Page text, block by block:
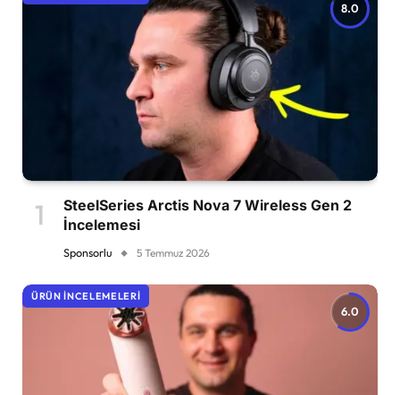
8.0
SteelSeries Arctis Nova 7 Wireless Gen 2
İncelemesi
Sponsorlu 5 Temmuz 2026
6.0
ÜRÜN İNCELEMELERI